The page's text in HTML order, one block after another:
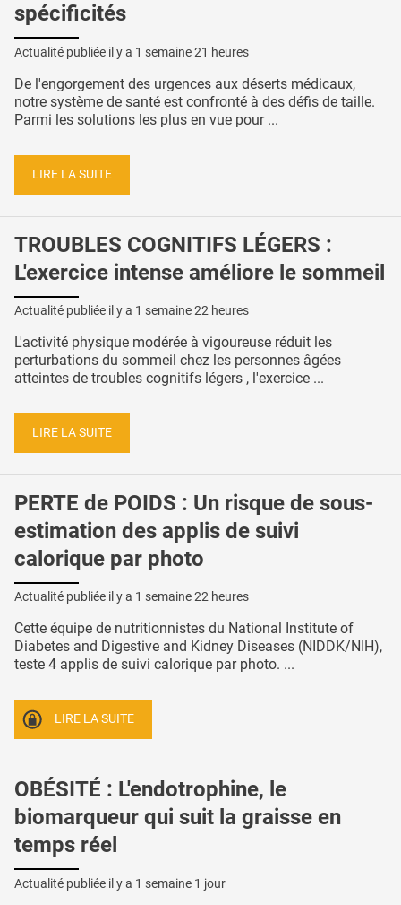
spécificités
Actualité publiée il y a 1 semaine 21 heures
De l'engorgement des urgences aux déserts médicaux,
notre système de santé est confronté à des défis de taille.
Parmi les solutions les plus en vue pour ...
LIRE LA SUITE
TROUBLES COGNITIFS LÉGERS :
L'exercice intense améliore le sommeil
Actualité publiée il y a 1 semaine 22 heures
L'activité physique modérée à vigoureuse réduit les
perturbations du sommeil chez les personnes âgées
atteintes de troubles cognitifs légers , l'exercice ...
LIRE LA SUITE
PERTE de POIDS : Un risque de sous-
estimation des applis de suivi
calorique par photo
Actualité publiée il y a 1 semaine 22 heures
Cette équipe de nutritionnistes du National Institute of
Diabetes and Digestive and Kidney Diseases (NIDDK/NIH),
teste 4 applis de suivi calorique par photo. ...
LIRE LA SUITE
OBÉSITÉ : L'endotrophine, le
biomarqueur qui suit la graisse en
temps réel
Actualité publiée il y a 1 semaine 1 jour